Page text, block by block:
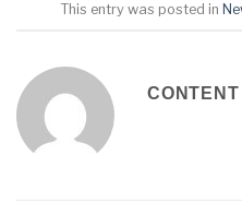
This entry was posted in